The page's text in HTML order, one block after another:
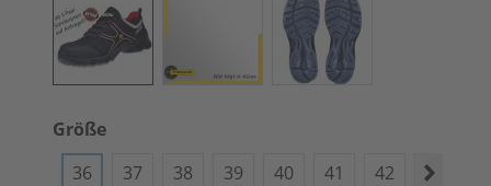
Größe
36
37 38 39 40 41 42 43